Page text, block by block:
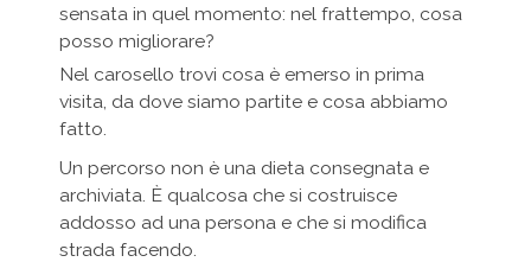
sensata in quel momento: nel frattempo, cosa
posso migliorare?
Nel carosello trovi cosa è emerso in prima
visita, da dove siamo partite e cosa abbiamo
fatto.
Un percorso non è una dieta consegnata e
archiviata. È qualcosa che si costruisce
addosso ad una persona e che si modifica
strada facendo.